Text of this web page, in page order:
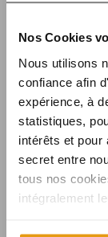
Nos Cookies
Nous utilisons
confiance afin
expérience, à
statistiques,
intérêts et pour
secret entre
tous nos
intégralement